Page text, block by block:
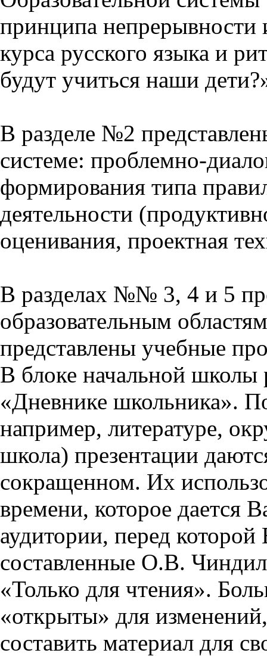
принципа непрерывности
курса русского языка и
будут учиться наши
В разделе №2
системе: проблемно-
формирования типа
деятельности
оценивания, проектная
В разделах №№ 3, 4 и 5
образовательным
представлены учебные
В блоке начальной школы
«Дневнике школьника».
например, литературе,
школа) презентации
сокращенном. Их
времени, которое дается
аудитории, перед
составленные О.В.
«Только для чтения».
«открыты» для
составить материал для